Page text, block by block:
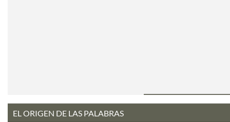
EL ORIGEN DE LAS PALABRAS